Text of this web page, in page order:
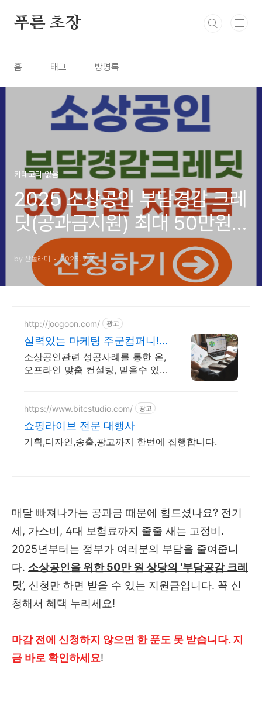
푸른 초장
홈 태그 방명록
카테고리 없음
2025 소상공인 부담경감 크레
딧(공과금지원) 최대 50만원
신청방법
by 산돌래미 2025. 7. 7.
http://joogoon.com/ 광고
실력있는 마케팅 주군컴퍼니!
광고 성과는 톡톡히!
소상공인관련 성공사례를 통한 온,
오프라인 맞춤 컨설팅, 믿을수 있
https://www.bitcstudio.com/ 광고
쇼핑라이브 전문 대행사
기획,디자인,송출,광고까지 한번에 집행합니다.
매달 빠져나가는 공과금 때문에 힘드셨나요? 전기
세, 가스비, 4대 보험료까지 줄줄 새는 고정비.
2025년부터는 정부가 여러분의 부담을 줄여줍니
다. 소상공인을 위한 50만 원 상당의 ‘부담공감 크레
딧’, 신청만 하면 받을 수 있는 지원금입니다. 꼭 신
청해서 혜택 누리세요!
마감 전에 신청하지 않으면 한 푼도 못 받습니다. 지
금 바로 확인하세요!